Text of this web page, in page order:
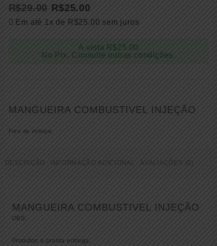
R$29.00 R$25.00
Em até 1x de R$25.00 sem juros
À vista R$25.00
No Pix. Consulte outras condições.
MANGUEIRA COMBUSTIVEL INJEÇÃO
Fora de estoque
DESCRIÇÃO INFORMAÇÃO ADICIONAL AVALIAÇÕES (0)
MANGUEIRA COMBUSTIVEL INJEÇÃO
OBS:
Produtos a pronta entrega.